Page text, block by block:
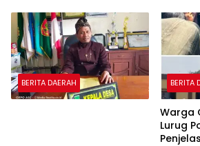
Winong.
BERITA DAERAH BERITA
Warga
Lurug